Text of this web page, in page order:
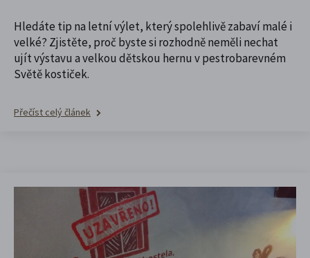
Hledáte tip na letní výlet, který spolehlivě zabaví malé i
velké? Zjistěte, proč byste si rozhodně neměli nechat
ujít výstavu a velkou dětskou hernu v pestrobarevném
Světě kostiček.
Přečíst celý článek